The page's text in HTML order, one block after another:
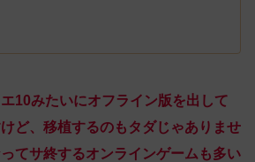
10みたいにオフライン版を出して
ど、移植するのもタダじゃありませ
てサ終するオンラインゲームも多い